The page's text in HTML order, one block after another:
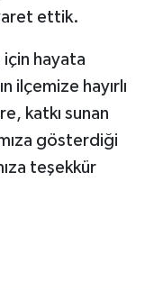
ettik.
hayata
ilçemize hayırlı
katkı sunan
gösterdiği
teşekkür